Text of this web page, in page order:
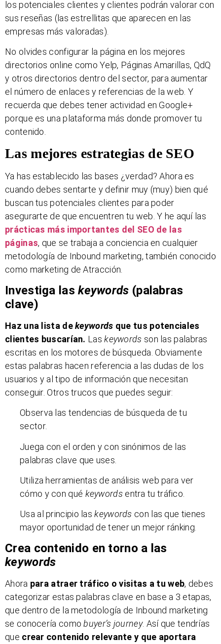
los potenciales clientes y clientes podrán valorar con
sus reseñas (las estrellitas que aparecen en las
empresas más valoradas).
No olvides configurar la página en los mejores
directorios online como Yelp, Páginas Amarillas, QdQ
y otros directorios dentro del sector, para aumentar
el número de enlaces y referencias de la web. Y
recuerda que debes tener actividad en Google+
porque es una plataforma más donde promover tu
contenido.
Las mejores estrategias de SEO
Ya has establecido las bases ¿verdad? Ahora es
cuando debes sentarte y definir muy (muy) bien qué
buscan tus potenciales clientes para poder
asegurarte de que encuentren tu web. Y he aquí las
prácticas más importantes del SEO de las
páginas, que se trabaja a conciencia en cualquier
metodología de Inbound marketing, también conocido
como marketing de Atracción.
Investiga laskeywords (palabras
clave)
Haz una lista dekeywords que tus potenciales
clientes buscarían. Laskeywords son las palabras
escritas en los motores de búsqueda. Obviamente
estas palabras hacen referencia a las dudas de los
usuarios y al tipo de información que necesitan
conseguir. Otros trucos que puedes seguir:
Observa las tendencias de búsqueda de tu
sector.
Juega con el orden y con sinónimos de las
palabras clave que uses.
Utiliza herramientas de análisis web para ver
cómo y con qué keywords entra tu tráfico.
Usa al principio laskeywords con las que tienes
mayor oportunidad de tener un mejor ránking.
Crea contenido en torno a las
keywords
Ahora para atraer tráfico o visitas a tu web, debes
categorizar estas palabras clave en base a 3 etapas,
que dentro de la metodología de Inbound marketing
se conocería comobuyer’s journey. Así que tendrías
que crear contenido relevante y que aportara